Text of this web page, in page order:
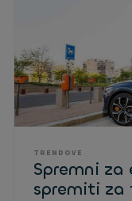
TRENDOVE
Spremni za
spremiti za